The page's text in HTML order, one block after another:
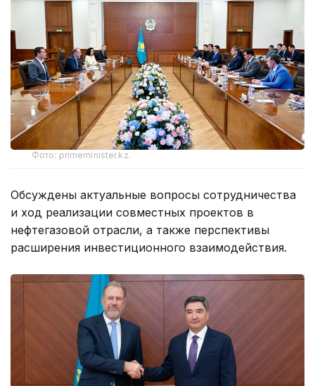
Фото: primeminister.kz.
Обсуждены актуальные вопросы сотрудничества
и ход реализации совместных проектов в
нефтегазовой отрасли, а также перспективы
расширения инвестиционного взаимодействия.